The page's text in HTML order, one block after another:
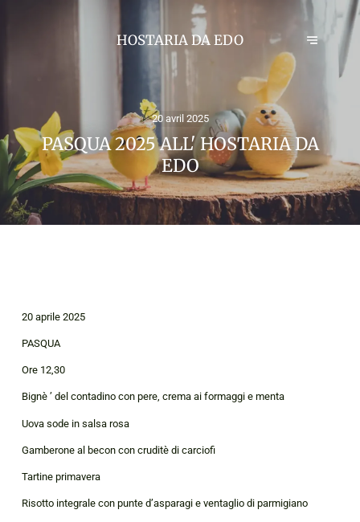
HOSTARIA DA EDO
20 avril 2025
PASQUA 2025 ALL' HOSTARIA DA
EDO
20 aprile 2025
PASQUA
Ore 12,30
Bignè ’ del contadino con pere, crema ai formaggi e menta
Uova sode in salsa rosa
Gamberone al becon con cruditè di carciofi
Tartine primavera
Risotto integrale con punte d’asparagi e ventaglio di parmigiano